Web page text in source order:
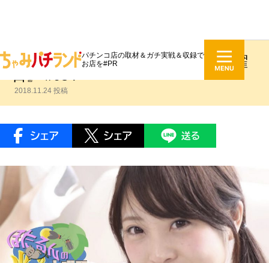
パチンコ店の取材＆ガチ実戦＆収録で
お店を#PR
日下部ほたる『ほたるんの光る土曜
2018.11.24 投稿